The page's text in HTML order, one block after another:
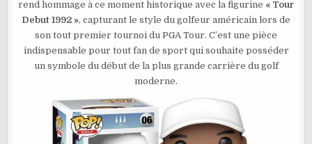
N°06
rend hommage à ce moment historique avec la figurine « Tour
Debut 1992 », capturant le style du golfeur américain lors de
son tout premier tournoi du PGA Tour. C’est une pièce
indispensable pour tout fan de sport qui souhaite posséder
un symbole du début de la plus grande carrière du golf
moderne.